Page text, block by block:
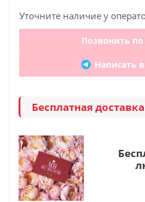
Уточните наличие у
Позвонить
Написать
Бесплатная